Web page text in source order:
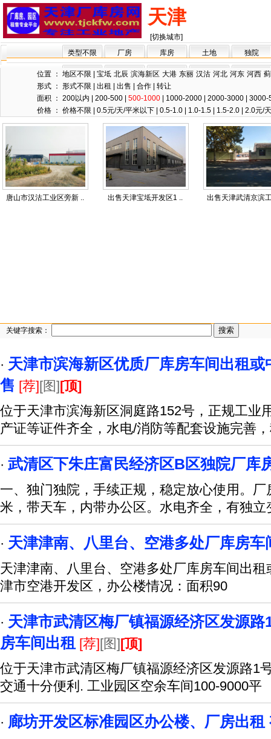
天津
[切换城市]
类型不限
厂房 库房 土地 独院
位置 ： 地区不限 宝坻 北辰 滨海新区 大港 东丽 汉沽 河北 河东 河西
形式 ： 形式不限 出租 出售 合作
转让
面积 ： 200以内 200-500 500-1000 1000-2000 2000-3000
3000-
价格 ： 价格不限 0.5元/天/平米以下 0.5-1.0 1.0-1.5 1.5-2.0 2.0元/
唐山市汉沽工业区旁新 .. 出售天津宝坻开发区1 .. 出售天津武清京滨
关键字搜索：
· 天津市滨海新区优质厂库房车间出租
售 [荐][图][顶]
位于天津市滨海新区洞庭路152号，正规工业
产证等证件齐全，水电/消防等配套设施完善
· 武清区下朱庄富民经济区B区独院厂库
一、独门独院，手续正规，稳定放心使用。
米，带天车，内带办公区。水电齐全，有独立
· 天津津南、八里台、空港多处厂库房车
天津津南、八里台、空港多处厂库房车间出
津市空港开发区，办公楼情况：面积90
· 天津市武清区梅厂镇福源经济区发源
房车间出租 [荐][图][顶]
位于天津市武清区梅厂镇福源经济区发源路1
交通十分便利. 工业园区空余车间100-9000平
· 廊坊开发区标准园区办公楼、厂房出租